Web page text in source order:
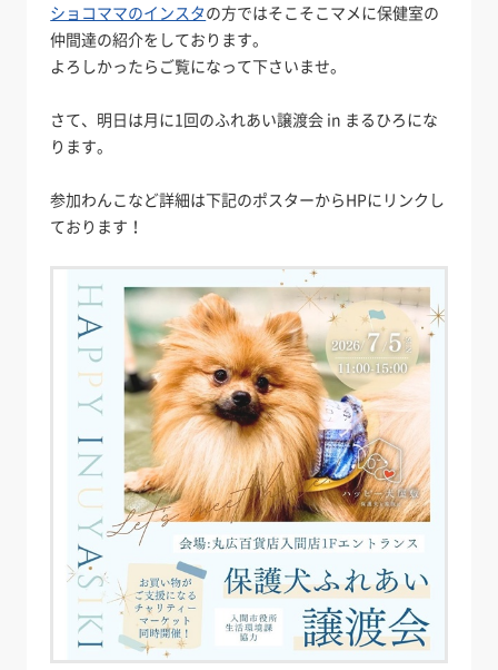
ショコママのインスタの方ではそこそこマメに保健室の
仲間達の紹介をしております。
よろしかったらご覧になって下さいませ。
さて、明日は月に1回のふれあい譲渡会 in まるひろにな
ります。
参加わんこなど詳細は下記のポスターからHPにリンクし
ております！